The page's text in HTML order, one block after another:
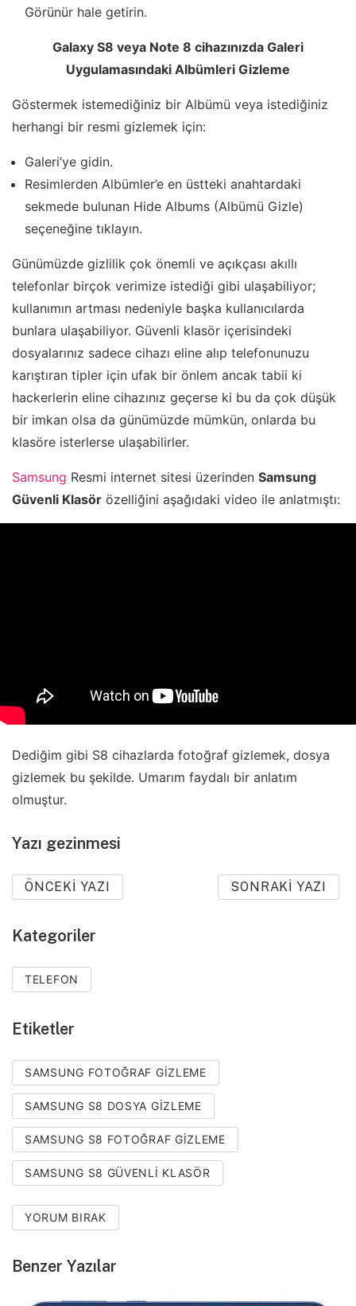
Görünür hale getirin.
Galaxy S8 veya Note 8 cihazınızda Galeri
Uygulamasındaki Albümleri Gizleme
Göstermek istemediğiniz bir Albümü veya istediğiniz
herhangi bir resmi gizlemek için:
Galeri’ye gidin.
Resimlerden Albümler’e en üstteki anahtardaki
sekmede bulunan Hide Albums (Albümü Gizle)
seçeneğine tıklayın.
Günümüzde gizlilik çok önemli ve açıkçası akıllı
telefonlar birçok verimize istediği gibi ulaşabiliyor;
kullanımın artması nedeniyle başka kullanıcılarda
bunlara ulaşabiliyor. Güvenli klasör içerisindeki
dosyalarınız sadece cihazı eline alıp telefonunuzu
karıştıran tipler için ufak bir önlem ancak tabii ki
hackerlerin eline cihazınız geçerse ki bu da çok düşük
bir imkan olsa da günümüzde mümkün, onlarda bu
klasöre isterlerse ulaşabilirler.
Samsung Resmi internet sitesi üzerinden Samsung
Güvenli Klasör özelliğini aşağıdaki video ile anlatmıştı:
Dediğim gibi S8 cihazlarda fotoğraf gizlemek, dosya
gizlemek bu şekilde. Umarım faydalı bir anlatım
olmuştur.
Yazı gezinmesi
ÖNCEKI YAZI SONRAKI YAZI
Kategoriler
TELEFON
Etiketler
SAMSUNG FOTOĞRAF GIZLEME
SAMSUNG S8 DOSYA GIZLEME
SAMSUNG S8 FOTOĞRAF GIZLEME
SAMSUNG S8 GÜVENLI KLASÖR
YORUM BIRAK
Benzer Yazılar